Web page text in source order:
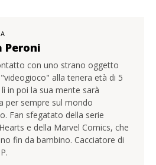
Peroni
con uno strano oggetto
alla tenera età di 5
in poi la sua mente sarà
per sempre sul mondo
Fan sfegatato della serie
e della Marvel Comics, che
fin da bambino. Cacciatore di